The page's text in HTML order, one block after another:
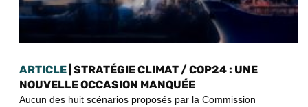
ARTICLE | STRATÉGIE CLIMAT / COP24 : UNE
NOUVELLE OCCASION MANQUÉE
Aucun des huit scénarios proposés par la Commission